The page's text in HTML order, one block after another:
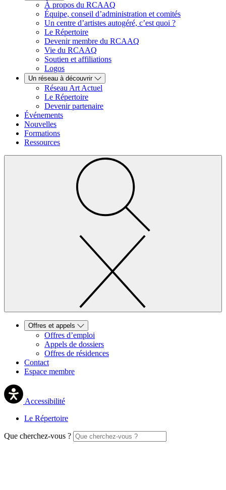
À propos du RCAAQ
Équipe, conseil d’administration et comités
Un centre d’artistes autogéré, c’est quoi ?
Le Répertoire
Devenir membre du RCAAQ
Vie du RCAAQ
Soutien et affiliations
Logos
Un réseau à découvrir
Réseau Art Actuel
Le Répertoire
Devenir partenaire
Événements
Nouvelles
Formations
Ressources
Offres et appels
Offres d’emploi
Appels de dossiers
Offres de résidences
Contact
Espace membre
Accessibilité
Le Répertoire
Que cherchez-vous ?